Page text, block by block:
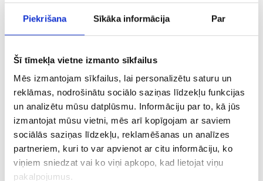
Piekrišana Sīkāka informācija Par
Šī tīmekļa vietne izmanto sīkfailus
Mēs izmantojam sīkfailus, lai personalizētu saturu un
reklāmas, nodrošinātu sociālo saziņas līdzekļu funkcijas
un analizētu mūsu datplūsmu. Informāciju par to, kā jūs
izmantojat mūsu vietni, mēs arī kopīgojam ar saviem
sociālās saziņas līdzekļu, reklamēšanas un analīzes
partneriem, kuri to var apvienot ar citu informāciju, ko
viņiem sniedzat vai ko viņi apkopo, kad lietojat viņu
pakalpojumus.
Latvijas Atveseļošanas un noturības mehānisma plāna
5.1. reformu un investīciju virziena “Produktivitātes
paaugstināšana caur investīciju apjoma palielināšanu
P&A” 5.1.1.r. reformas “Inovāciju pārvaldība un privāto
P&A investīciju motivācija” 5.1.1.2.i. investīcijas
“Atbalsta instruments pētniecībai un